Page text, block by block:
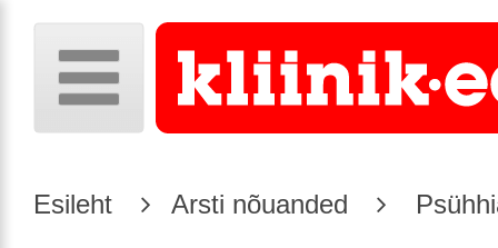
Esileht Arsti nõuanded